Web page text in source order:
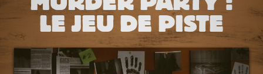
LE JEU DE PISTE